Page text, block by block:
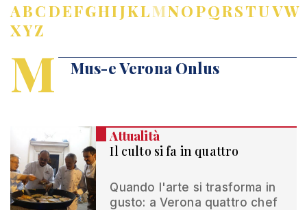
ABCDEFGHIJKLMNOPQRSTUVW
XYZ
M Mus-e Verona Onlus
Attualità
Il culto si fa in quattro
Quando l'arte si trasforma in
gusto: a Verona quattro chef